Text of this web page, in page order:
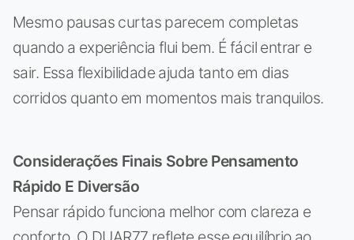
Mesmo pausas curtas parecem completas
quando a experiência flui bem. É fácil entrar e
sair. Essa flexibilidade ajuda tanto em dias
corridos quanto em momentos mais tranquilos.
Considerações Finais Sobre Pensamento
Rápido E Diversão
Pensar rápido funciona melhor com clareza e